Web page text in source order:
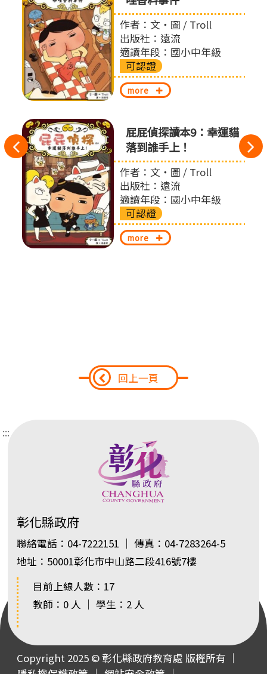
往
左
切
換
節
作者：文‧圖 / Troll
出版社：遠流
適讀年段：國小中年級
可認證
more
屁屁偵探讀本9：幸運貓
落到誰手上！
作者：文‧圖 / Troll
出版社：遠流
適讀年段：國小中年級
可認證
more
回上一頁
:::
彰化縣政府
聯絡電話：04-7222151 ｜ 傳真：04-7283264-5
地址：50001彰化市中山路二段416號7樓
目前上線人數：17
教師：0 人 ｜ 學生：2 人
Copyright 2025 © 彰化縣政府教育處 版權所有 ｜